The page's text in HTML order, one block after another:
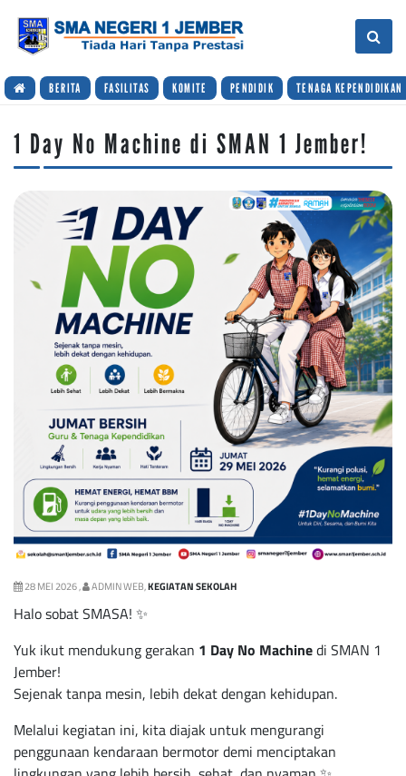
BERITA FASILITAS KOMITE PENDIDIK TENAGA KEPENDIDIKAN
1 Day No Machine di SMAN 1 Jember!
28 MEI 2026 , ADMIN WEB,KEGIATAN SEKOLAH
Halo sobat SMASA! ✨
Yuk ikut mendukung gerakan 1 Day No Machinedi SMAN 1
Jember!
Sejenak tanpa mesin, lebih dekat dengan kehidupan.
Melalui kegiatan ini, kita diajak untuk mengurangi
penggunaan kendaraan bermotor demi menciptakan